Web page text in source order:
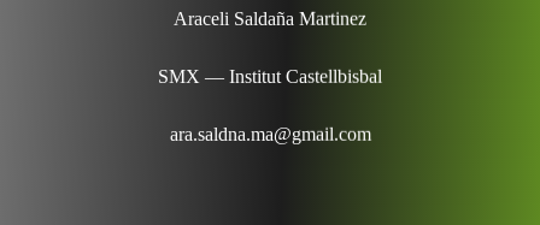
Araceli Saldaña Martinez
SMX — Institut Castellbisbal
ara.saldna.ma@gmail.com